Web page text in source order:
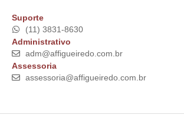
Suporte
(11) 3831-8630
Administrativo
adm@affigueiredo.com.br
Assessoria
assessoria@affigueiredo.com.br